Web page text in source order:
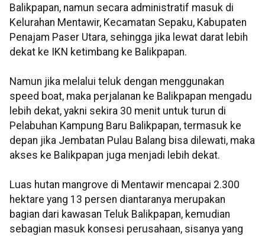
Balikpapan, namun secara administratif masuk di
Kelurahan Mentawir, Kecamatan Sepaku, Kabupaten
Penajam Paser Utara, sehingga jika lewat darat lebih
dekat ke IKN ketimbang ke Balikpapan.
Namun jika melalui teluk dengan menggunakan
speed boat, maka perjalanan ke Balikpapan mengadu
lebih dekat, yakni sekira 30 menit untuk turun di
Pelabuhan Kampung Baru Balikpapan, termasuk ke
depan jika Jembatan Pulau Balang bisa dilewati, maka
akses ke Balikpapan juga menjadi lebih dekat.
Luas hutan mangrove di Mentawir mencapai 2.300
hektare yang 13 persen diantaranya merupakan
bagian dari kawasan Teluk Balikpapan, kemudian
sebagian masuk konsesi perusahaan, sisanya yang